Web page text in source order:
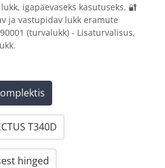
igapäevaseks kasutuseks. 🔐
ja vastupidav lukk eramute
(turvalukk) - Lisaturvalisus,
T340D
hinged